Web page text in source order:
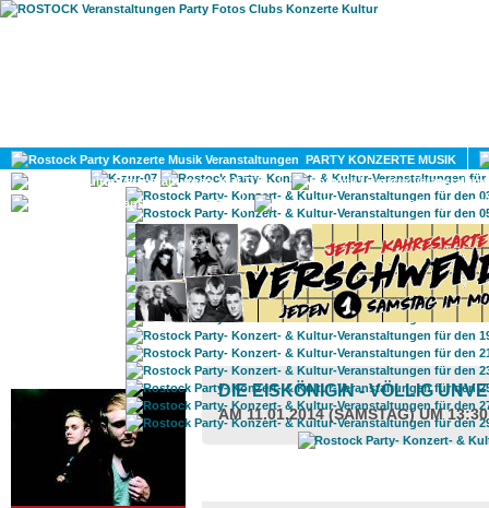
PARTY KONZERTE MUSIK
KULTUR
GAY
ROSTOCK TAGESTIPP
DIE EISKÖNIGIN - VÖLLIG
AM 11.01.2014 (SAMSTAG) UM